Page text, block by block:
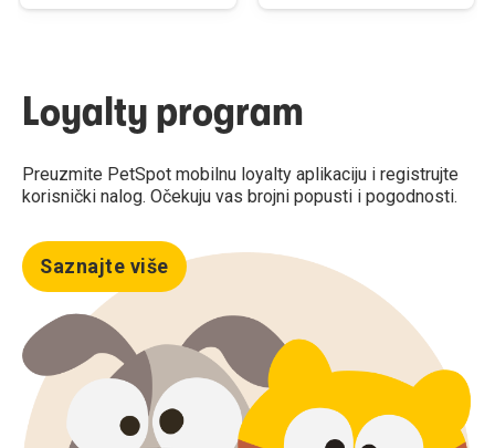
Loyalty program
Preuzmite PetSpot mobilnu loyalty aplikaciju i registrujte
korisnički nalog. Očekuju vas brojni popusti i pogodnosti.
Saznajte više